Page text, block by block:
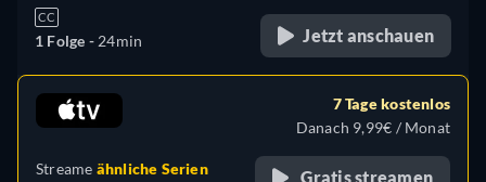
CC
1 Folge - 24min Jetzt anschauen
Streame ähnliche Serien
7 Tage kostenlos
Danach 9,99€ / Monat
Gratis streamen